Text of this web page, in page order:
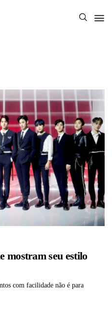
mostram seu estilo
com facilidade não é para